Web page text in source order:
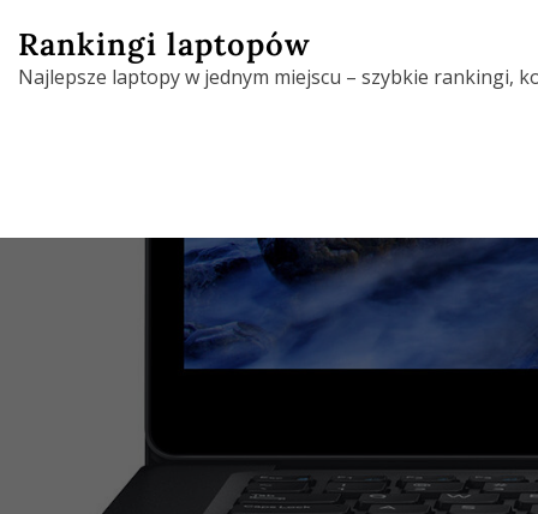
content
Rankingi laptopów
Najlepsze laptopy w jednym miejscu – szybkie rankingi,